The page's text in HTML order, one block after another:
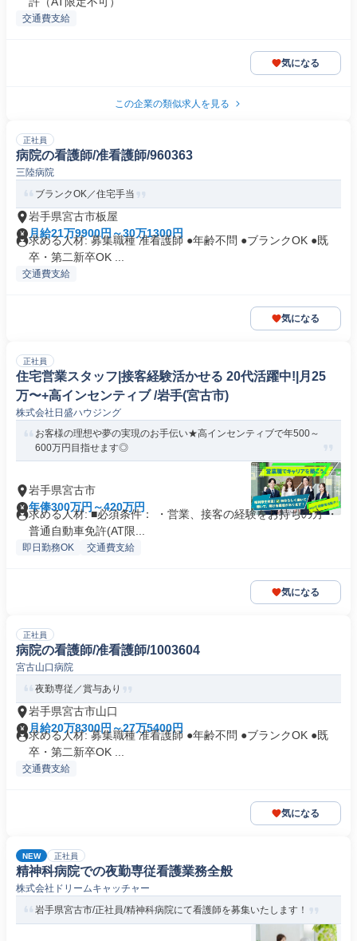
交通費支給
気になる
この企業の類似求人を見る
正社員
病院の看護師/准看護師/960363
三陸病院
ブランクOK／住宅手当
岩手県宮古市板屋
月給21万9900円～30万1300円
求める人材: 募集職種 准看護師 ●年齢不問 ●ブランクOK ●既
卒・第二新卒OK ...
交通費支給
気になる
正社員
住宅営業スタッフ|接客経験活かせる 20代活躍中!|月25
万〜+高インセンティブ /岩手(宮古市)
株式会社日盛ハウジング
お客様の理想や夢の実現のお手伝い★高インセンティブで年500～
600万円目指せます◎
岩手県宮古市
年俸300万円～420万円
求める人材: ■必須条件： ・営業、接客の経験をお持ちの方 ・
普通自動車免許(AT限...
即日勤務OK 交通費支給
気になる
正社員
病院の看護師/准看護師/1003604
宮古山口病院
夜勤専従／賞与あり
岩手県宮古市山口
月給20万8300円～27万5400円
求める人材: 募集職種 准看護師 ●年齢不問 ●ブランクOK ●既
卒・第二新卒OK ...
交通費支給
気になる
NEW 正社員
精神科病院での夜勤専従看護業務全般
株式会社ドリームキャッチャー
岩手県宮古市/正社員/精神科病院にて看護師を募集いたします！